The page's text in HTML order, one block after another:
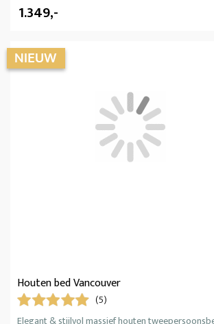
1.349,-
Houten bed Vancouver
(5)
Elegant & stijlvol massief houten